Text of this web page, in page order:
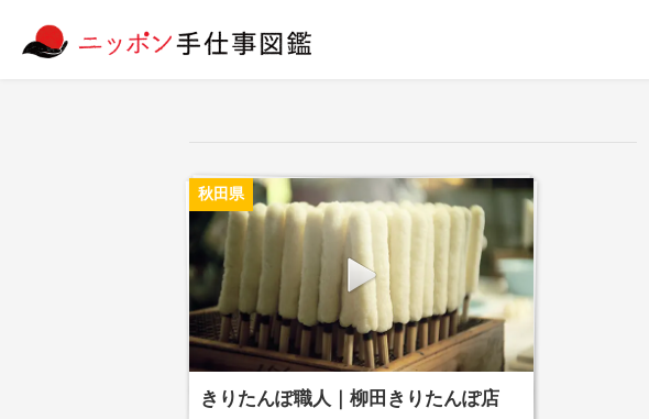
秋田県
きりたんぽ職人｜柳田きりたんぽ店